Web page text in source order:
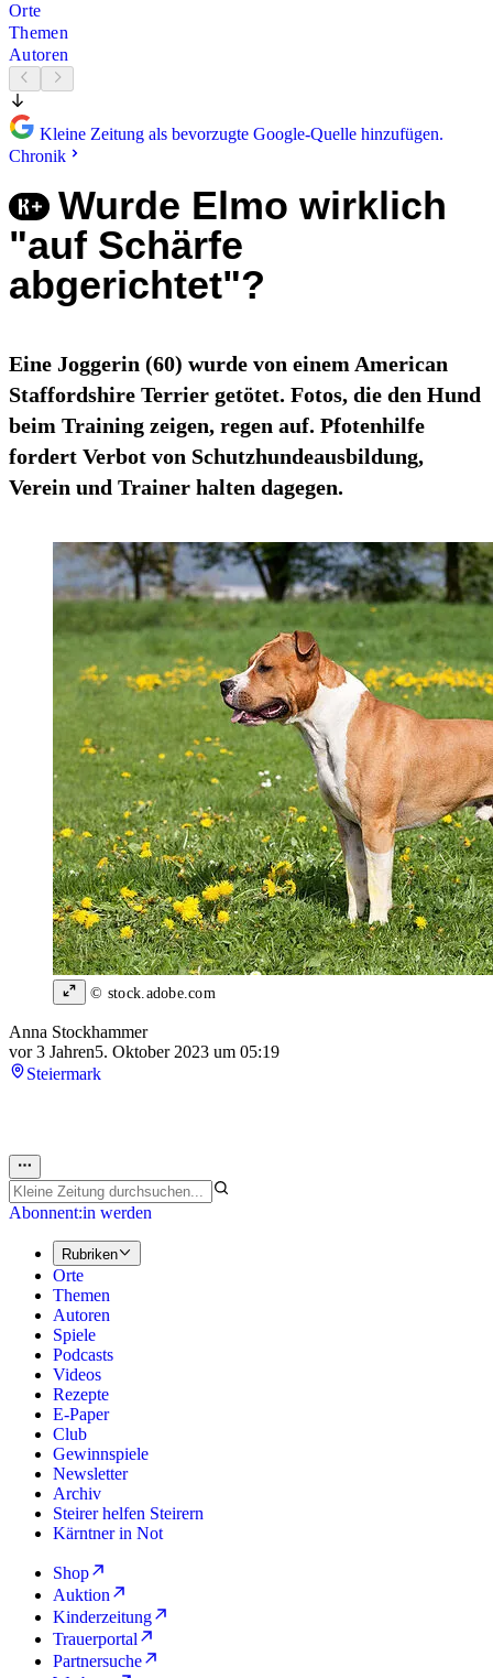
Orte
Themen
Autoren
Kleine Zeitung als bevorzugte Google-Quelle hinzufügen.
Chronik
Wurde Elmo wirklich
"auf Schärfe
abgerichtet"?
Eine Joggerin (60) wurde von einem American
Staffordshire Terrier getötet. Fotos, die den Hund
beim Training zeigen, regen auf. Pfotenhilfe
fordert Verbot von Schutzhundeausbildung,
Verein und Trainer halten dagegen.
© stock.adobe.com
Anna Stockhammer
vor 3 Jahren5. Oktober 2023 um 05:19
Steiermark
Abonnent:in werden
Rubriken
Orte
Themen
Autoren
Spiele
Podcasts
Videos
Rezepte
E-Paper
Club
Gewinnspiele
Newsletter
Archiv
Steirer helfen Steirern
Kärntner in Not
Shop
Auktion
Kinderzeitung
Trauerportal
Partnersuche